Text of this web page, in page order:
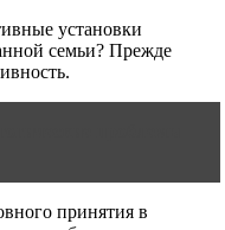
установки
семьи? Прежде
принятия в